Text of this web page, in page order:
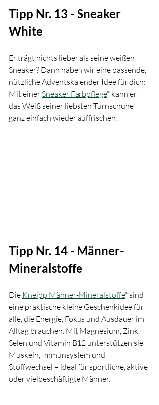
Tipp Nr. 13 - Sneaker
White
Er trägt nichts lieber als seine weißen
Sneaker? Dann haben wir eine passende,
nützliche Adventskalender Idee für dich:
Mit einer Sneaker Farbpflege* kann er
das Weiß seiner liebsten Turnschuhe
ganz einfach wieder auffrischen!
Tipp Nr. 14 - Männer-
Mineralstoffe
Die Kneipp Männer-Mineralstoffe* sind
eine praktische kleine Geschenkidee für
alle, die Energie, Fokus und Ausdauer im
Alltag brauchen. Mit Magnesium, Zink,
Selen und Vitamin B12 unterstützen sie
Muskeln, Immunsystem und
Stoffwechsel – ideal für sportliche, aktive
oder vielbeschäftigte Männer.